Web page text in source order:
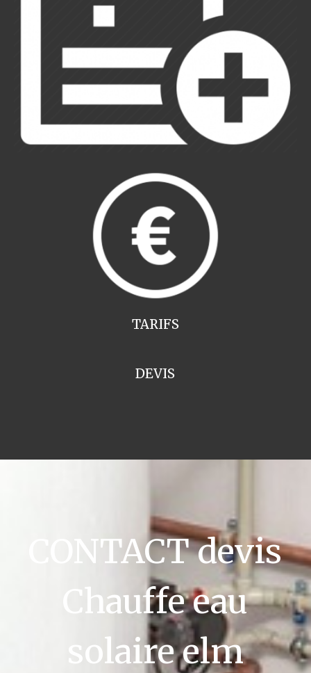
TARIFS
DEVIS
CONTACT devis
Chauffe eau
solaire elm